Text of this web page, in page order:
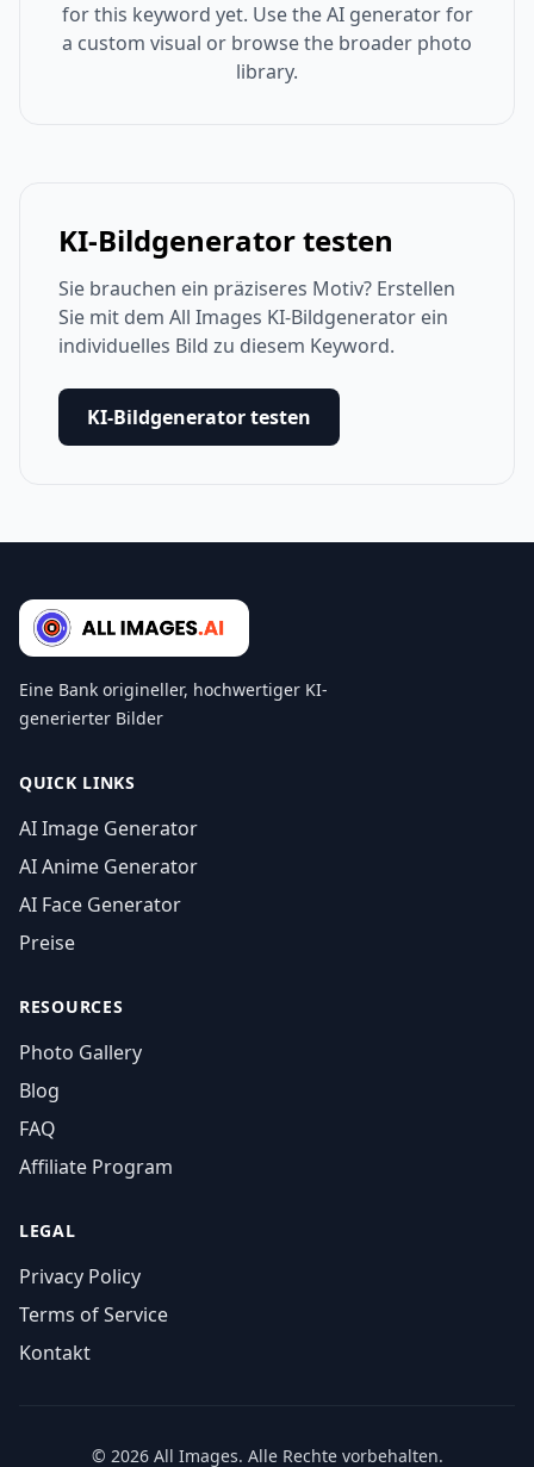
for this keyword yet. Use the AI generator for
a custom visual or browse the broader photo
library.
KI-Bildgenerator testen
Sie brauchen ein präziseres Motiv? Erstellen
Sie mit dem All Images KI-Bildgenerator ein
individuelles Bild zu diesem Keyword.
KI-Bildgenerator testen
Eine Bank origineller, hochwertiger KI-
generierter Bilder
QUICK LINKS
AI Image Generator
AI Anime Generator
AI Face Generator
Preise
RESOURCES
Photo Gallery
Blog
FAQ
Affiliate Program
LEGAL
Privacy Policy
Terms of Service
Kontakt
© 2026 All Images. Alle Rechte vorbehalten.